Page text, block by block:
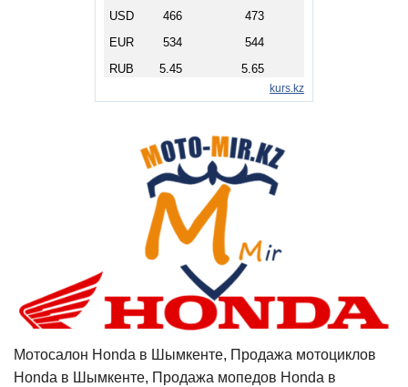
Мотосалон Honda в Шымкенте, Продажа мотоциклов
Honda в Шымкенте, Продажа мопедов Honda в